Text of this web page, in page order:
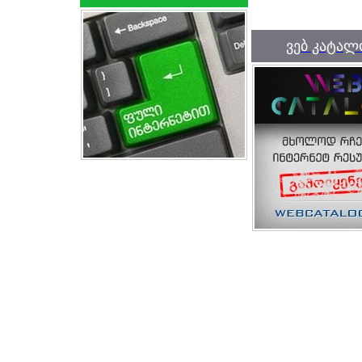
ვებ